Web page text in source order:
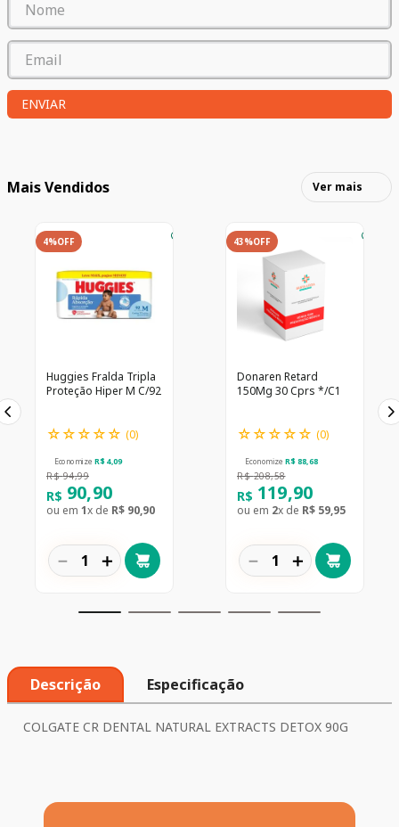
ENVIAR
Mais Vendidos Ver mais
4%OFF
Huggies Fralda Tripla
Proteção Hiper M C/92
☆☆☆☆☆ (0)
Economize R$ 4,09
R$ 94,99
R$ 90,90
ou em 1x de R$ 90,90
＋
－
43%OFF
Donaren Retard
150Mg 30 Cprs */C1
☆☆☆☆☆ (0)
Economize R$ 88,68
R$ 208,58
R$ 119,90
ou em 2x de R$ 59,95
＋
－
Descrição Especificação
COLGATE CR DENTAL NATURAL EXTRACTS DETOX 90G